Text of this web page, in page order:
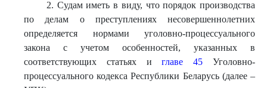
2. Судам иметь в виду, что порядок производства
по делам о преступлениях несовершеннолетних
определяется нормами уголовно-процессуального
закона с учетом особенностей, указанных в
соответствующих статьях иглаве 45 Уголовно-
процессуального кодекса Республики Беларусь (далее –